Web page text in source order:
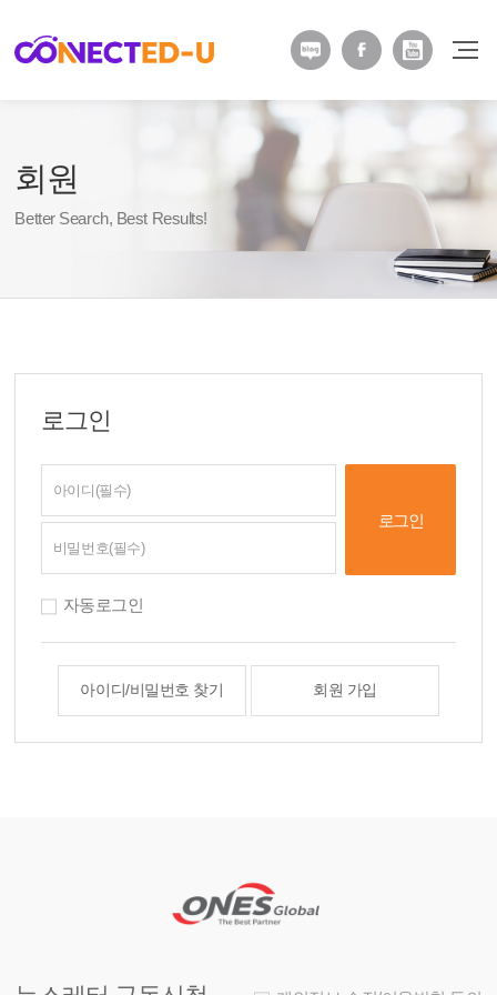
회원
Better Search, Best Results!
로그인
자동로그인
아이디/비밀번호 찾기 회원 가입